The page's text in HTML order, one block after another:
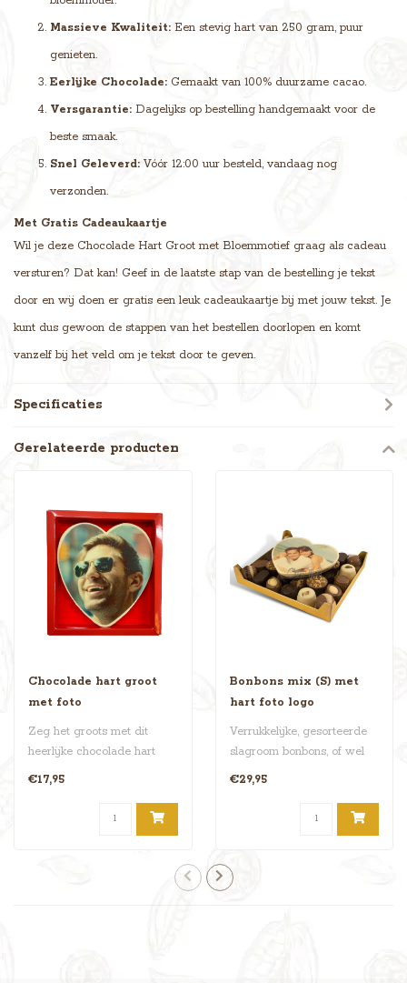
Massieve Kwaliteit: Een stevig hart van 250 gram, puur
genieten.
Eerlijke Chocolade: Gemaakt van 100% duurzame cacao.
Versgarantie: Dagelijks op bestelling handgemaakt voor de
beste smaak.
Snel Geleverd: Vóór 12:00 uur besteld, vandaag nog
verzonden.
Met Gratis Cadeaukaartje
Wil je deze Chocolade Hart Groot met Bloemmotief graag als cadeau
versturen? Dat kan! Geef in de laatste stap van de bestelling je tekst
door en wij doen er gratis een leuk cadeaukaartje bij met jouw tekst. Je
kunt dus gewoon de stappen van het bestellen doorlopen en komt
vanzelf bij het veld om je tekst door te geven.
Specificaties
Gerelateerde producten
Chocolade hart groot
met foto
Zeg het groots met dit
heerlijke chocolade hart
€17,95
Bonbons mix (S) met
hart foto logo
Verrukkelijke, gesorteerde
slagroom bonbons, of wel
€29,95